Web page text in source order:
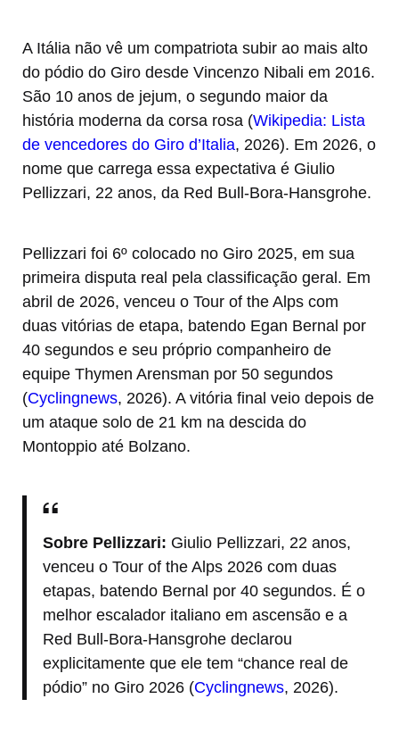
A Itália não vê um compatriota subir ao mais alto
do pódio do Giro desde Vincenzo Nibali em 2016.
São 10 anos de jejum, o segundo maior da
história moderna da corsa rosa (Wikipedia: Lista
de vencedores do Giro d’Italia, 2026). Em 2026, o
nome que carrega essa expectativa é Giulio
Pellizzari, 22 anos, da Red Bull-Bora-Hansgrohe.
Pellizzari foi 6º colocado no Giro 2025, em sua
primeira disputa real pela classificação geral. Em
abril de 2026, venceu o Tour of the Alps com
duas vitórias de etapa, batendo Egan Bernal por
40 segundos e seu próprio companheiro de
equipe Thymen Arensman por 50 segundos
(Cyclingnews, 2026). A vitória final veio depois de
um ataque solo de 21 km na descida do
Montoppio até Bolzano.
Sobre Pellizzari: Giulio Pellizzari, 22 anos,
venceu o Tour of the Alps 2026 com duas
etapas, batendo Bernal por 40 segundos. É o
melhor escalador italiano em ascensão e a
Red Bull-Bora-Hansgrohe declarou
explicitamente que ele tem “chance real de
pódio” no Giro 2026 (Cyclingnews, 2026).